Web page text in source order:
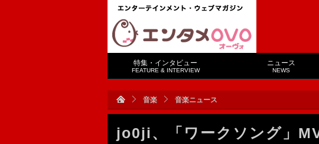
特集・インタビュー
FEATURE & INTERVIEW
ニュース
NEWS
音楽 音楽ニュース
jo0ji、「ワークソング」